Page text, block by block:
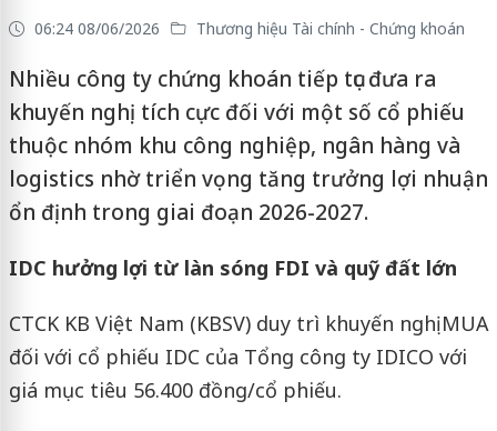
06:24 08/06/2026 Thương hiệu Tài chính - Chứng khoán
Nhiều công ty chứng khoán tiếp tục đưa ra
khuyến nghị tích cực đối với một số cổ phiếu
thuộc nhóm khu công nghiệp, ngân hàng và
logistics nhờ triển vọng tăng trưởng lợi nhuận
ổn định trong giai đoạn 2026-2027.
IDC hưởng lợi từ làn sóng FDI và quỹ đất lớn
CTCK KB Việt Nam (KBSV) duy trì khuyến nghị MUA
đối với cổ phiếu IDC của Tổng công ty IDICO với
giá mục tiêu 56.400 đồng/cổ phiếu.